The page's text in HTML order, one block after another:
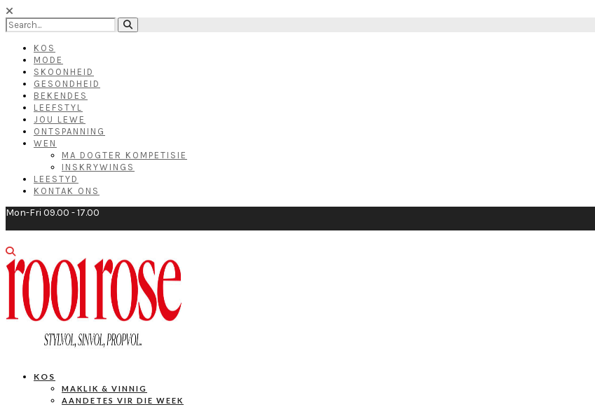
KOS
MODE
SKOONHEID
GESONDHEID
BEKENDES
LEEFSTYL
JOU LEWE
ONTSPANNING
WEN
MA DOGTER KOMPETISIE
INSKRYWINGS
LEESTYD
KONTAK ONS
Mon-Fri 09.00 - 17.00
KOS
MAKLIK & VINNIG
AANDETES VIR DIE WEEK